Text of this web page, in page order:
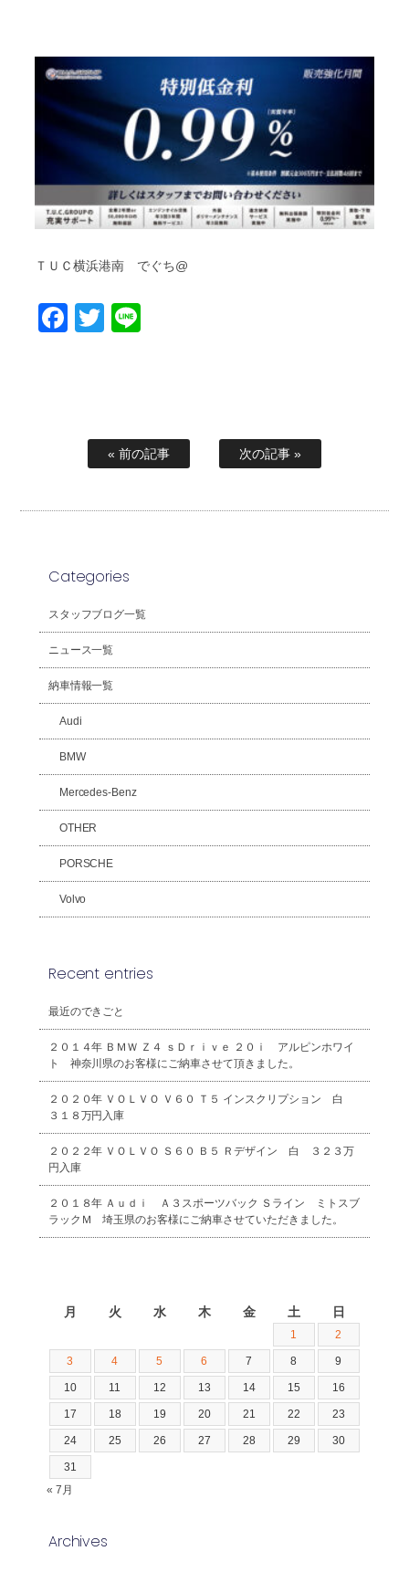
ＴＵＣ横浜港南 でぐち@
Facebook
Twitter
« 前の記事 次の記事 »
Categories
スタッフブログ一覧
ニュース一覧
納車情報一覧
Audi
BMW
Mercedes-Benz
OTHER
PORSCHE
Volvo
Recent entries
最近のできごと
２０１４年 ＢＭＷ Ｚ４ ｓＤｒｉｖｅ ２０ｉ アルピンホワイ
ト 神奈川県のお客様にご納車させて頂きました。
２０２０年 ＶＯＬＶＯ Ｖ６０ Ｔ５ インスクリプション 白
３１８万円入庫
２０２２年 ＶＯＬＶＯ Ｓ６０ Ｂ５ Ｒデザイン 白 ３２３万
円入庫
２０１８年 Ａｕｄｉ Ａ３スポーツバック Ｓライン ミトスブ
ラックＭ 埼玉県のお客様にご納車させていただきました。
月 火 水 木 金 土 日
1 2
3 4 5 6 7 8 9
10 11 12 13 14 15 16
17 18 19 20 21 22 23
24 25 26 27 28 29 30
31
« 7月
Archives